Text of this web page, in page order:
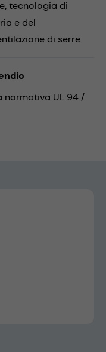
tecnologia di
e del
di serre
normativa UL 94 /